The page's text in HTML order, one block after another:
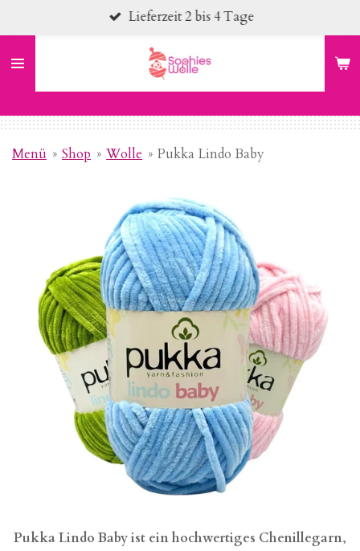
Hauptinhalt
springen
Lieferzeit 2 bis 4 Tage
Menü » Shop » Wolle » Pukka Lindo Baby
Pukka Lindo Baby ist ein hochwertiges Chenillegarn,